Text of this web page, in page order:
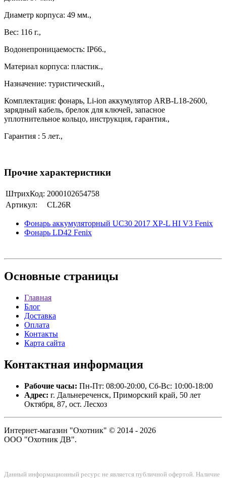
Диаметр корпуса: 49 мм.,
Вес: 116 г.,
Водонепроницаемость: IP66.,
Материал корпуса: пластик.,
Назначение: туристический.,
Комплектация: фонарь, Li-ion аккумулятор ARB-L18-2600,
зарядный кабель, брелок для ключей, запасное
уплотнительное кольцо, инструкция, гарантия.,
Гарантия : 5 лет.,
Прочие характеристики
ШтрихКод: 2000102654758
Артикул:
CL26R
Фонарь аккумуляторный UC30 2017 XP-L HI V3 Fenix
Фонарь LD42 Fenix
Основные страницы
Главная
Блог
Доставка
Оплата
Контакты
Карта сайта
Контактная информация
Рабочие часы: Пн-Пт: 08:00-20:00, Сб-Вс: 10:00-18:00
Адрес: г. Дальнереченск, Приморский край, 50 лет
Октября, 87, ост. Лесхоз
Интернет-магазин "Охотник" © 2014 - 2026
ООО "Охотник ДВ".
Данный информационный ресурс не является публичной офертой. Наличие